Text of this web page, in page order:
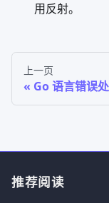
用反射。
上一页
Go 语言错误
推荐阅读